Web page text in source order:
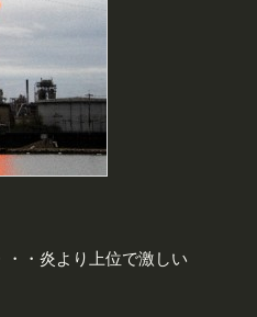
・炎より上位で激しい